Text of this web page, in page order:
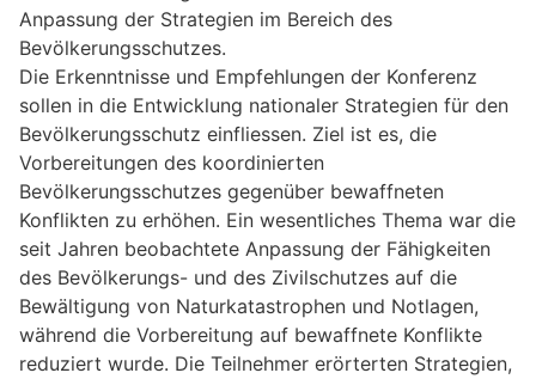
Anpassung der Strategien im Bereich des
Bevölkerungsschutzes.
Die Erkenntnisse und Empfehlungen der Konferenz
sollen in die Entwicklung nationaler Strategien für den
Bevölkerungsschutz einfliessen. Ziel ist es, die
Vorbereitungen des koordinierten
Bevölkerungsschutzes gegenüber bewaffneten
Konflikten zu erhöhen. Ein wesentliches Thema war die
seit Jahren beobachtete Anpassung der Fähigkeiten
des Bevölkerungs- und des Zivilschutzes auf die
Bewältigung von Naturkatastrophen und Notlagen,
während die Vorbereitung auf bewaffnete Konflikte
reduziert wurde. Die Teilnehmer erörterten Strategien,